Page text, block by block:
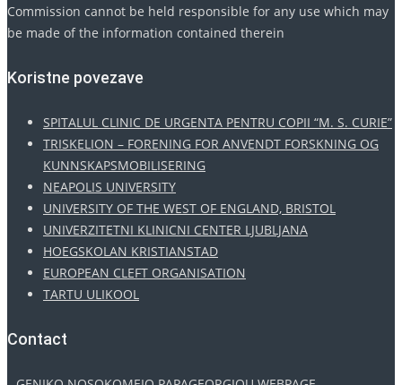
Commission cannot be held responsible for any use which may
be made of the information contained therein
Koristne povezave
SPITALUL CLINIC DE URGENTA PENTRU COPII “M. S. CURIE”
TRISKELION – FORENING FOR ANVENDT FORSKNING OG
KUNNSKAPSMOBILISERING
NEAPOLIS UNIVERSITY
UNIVERSITY OF THE WEST OF ENGLAND, BRISTOL
UNIVERZITETNI KLINICNI CENTER LJUBLJANA
HOEGSKOLAN KRISTIANSTAD
EUROPEAN CLEFT ORGANISATION
TARTU ULIKOOL
Contact